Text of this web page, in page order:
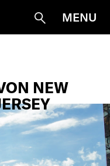
Suche
MENU
NEW